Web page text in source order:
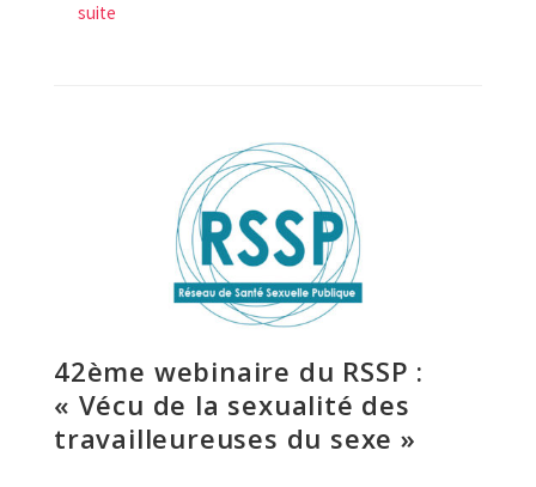
suite­­
42ème webinaire du RSSP :
« Vécu de la sexualité des
travailleureuses du sexe »